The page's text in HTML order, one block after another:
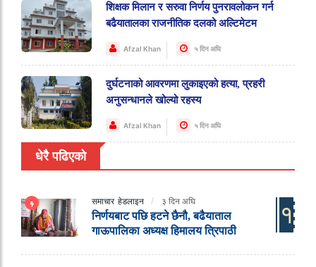
शिक्षक मिलान र सरुवा निर्णय पुनरावलोकन गर्न
बढैयातालका राजनीतिक दलको अल्टिमेटम
Afzal Khan ५ दिन अघि
दुर्घटनाको आवरणमा लुकाइएको हत्या, प्रहरी
अनुसन्धानले खोल्यो रहस्य
Afzal Khan ५ दिन अघि
धेरै पढिएको
समाचार हेडलाइन ३ दिन अघि
निर्णयबाट पछि हटने छैनौ, बढैयाताल
गाऊपालिका अध्यक्ष हिमालय त्रिपाठी
१